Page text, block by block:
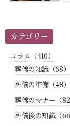
カテゴリー
コラム（410）
葬儀の知識（68）
葬儀の準備（48）
葬儀のマナー（82
葬儀後の知識（66